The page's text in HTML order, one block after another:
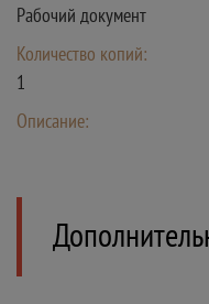
Рабочий документ
Количество копий:
1
Описание: